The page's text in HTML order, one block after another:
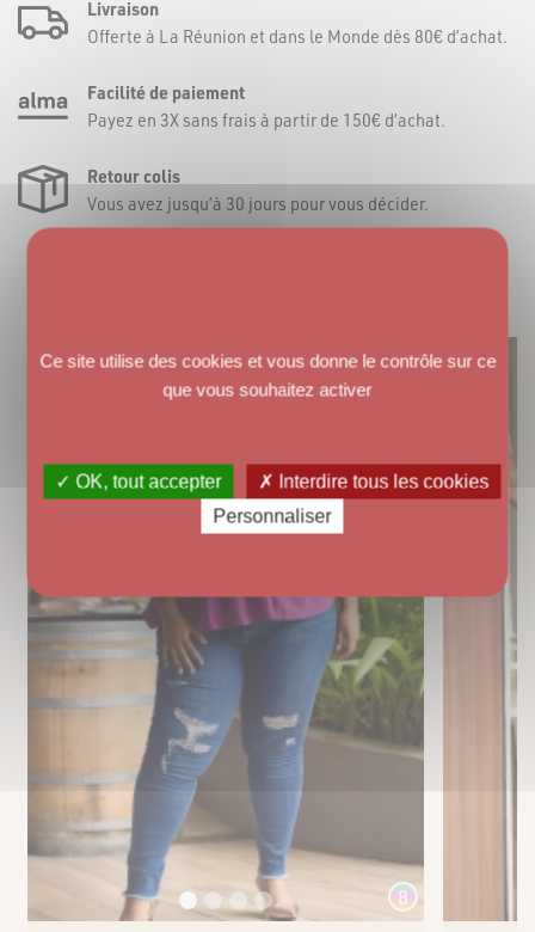
Livraison
Offerte à La Réunion et dans le Monde dès 80€ d’achat.
Facilité de paiement
Payez en 3X sans frais à partir de 150€ d’achat.
Retour colis
Vous avez jusqu’à 30 jours pour vous décider.
8
Ce site utilise des cookies et vous donne le contrôle sur ce
que vous souhaitez activer
✓ OK, tout accepter
✗ Interdire tous les cookies
Personnaliser